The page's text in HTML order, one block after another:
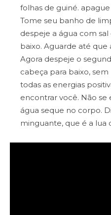
folhas de guiné.
Tome seu banho de
despeje a água com
baixo. Aguarde até que
Agora despeje o
cabeça para baixo,
todas as energias
encontrar você. Não se
água seque no corpo.
minguante, que é a lua